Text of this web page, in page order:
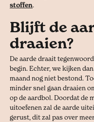
stoffen.
Blijft de
draaien?
De aarde draait
begin. Echter, we kijken
maand nog niet bestond.
minder snel gaan draaien
op de aardbol. Doordat de
uitoefenen zal de aarde
gerust, dit zal pas over